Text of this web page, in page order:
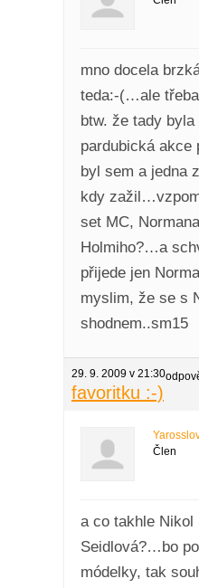
mno docela
teda:-(…ale
btw. že tady
pardubická akce
byl sem a jedna
kdy
set MC,
Holmiho?…a
přijede jen
myslim, že se s
shodnem..sm15
29. 9. 2009 v 21:30
favoritku :-)
Člen
a co takhle Nikol
Seidlová?…bo
módelky, tak